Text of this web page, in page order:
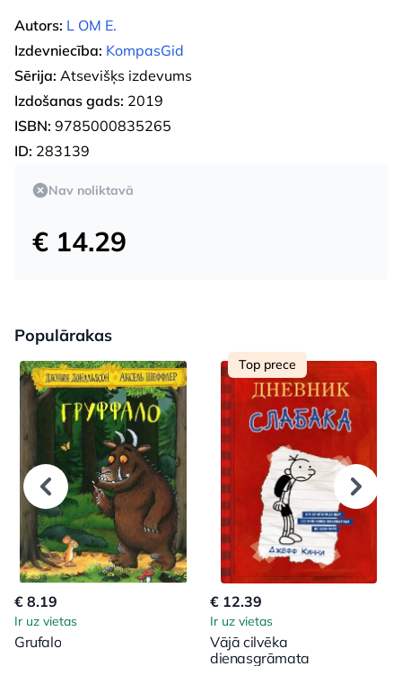
Autors: L OM E.
Izdevniecība: KompasGid
Sērija: Atsevišķs izdevums
Izdošanas gads: 2019
ISBN: 9785000835265
ID: 283139
Nav noliktavā
€ 14.29
Populārakas
€ 8.19
Ir uz vietas
Grufalo
Top prece
€ 12.39
Ir uz vietas
Vājā cilvēka
dienasgrāmata